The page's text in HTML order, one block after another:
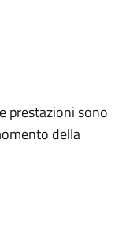
prestazioni sono
della